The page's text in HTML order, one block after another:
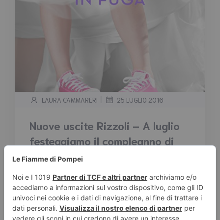
LAURA CAMMARERI | 25 LUGLIO 2016
Nuove uscite Rizzoli – A luglio
festeggiamo il compleanno di
Youfeel!
Tempo stimato di lettura: 7
minuti
Una lunga lista di titoli questo mese con
Rizzoli Youfeel. In occasione del secondo
anniversario della […]